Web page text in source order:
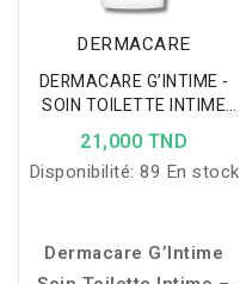
DERMACARE
DERMACARE G’INTIME -
SOIN TOILETTE INTIME
PH8 200ML
21,000 TND
Disponibilité: 89 En stock
Dermacare G’Intime